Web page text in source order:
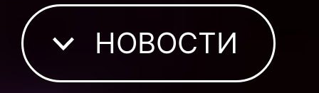
НОВОСТИ